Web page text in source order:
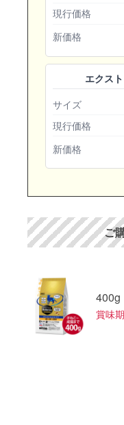
現行価格
新価格
エクス
サイズ
現行価格
新価格
ご
400g
賞味